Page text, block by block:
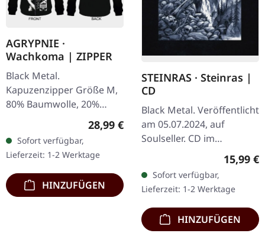
AGRYPNIE ·
Wachkoma | ZIPPER
Black Metal.
Kapuzenzipper Größe M,
80% Baumwolle, 20%
Polyester Spezialdruck
über den Reißverschluss!
Regulärer Preis:
28,99 €
Sofort verfügbar,
Lieferzeit: 1-2 Werktage
HINZUFÜGEN
STEINRAS · Steinras |
CD
Black Metal. Veröffentlicht
am 05.07.2024, auf
Soulseller. CD im
Jewelcase. Verdammt,
was für eine Fahrt das ist!
Steinras haben mit
ihrem…
15,99 €
Sofort verfügbar,
Lieferzeit: 1-2 Werktage
HINZUFÜGEN